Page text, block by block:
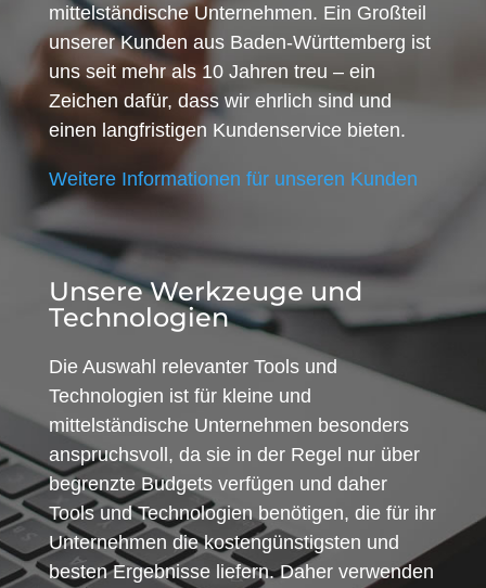
mittelständische Unternehmen. Ein Großteil
unserer Kunden aus Baden-Württemberg ist
uns seit mehr als 10 Jahren treu – ein
Zeichen dafür, dass wir ehrlich sind und
einen langfristigen Kundenservice bieten.
Weitere Informationen für unseren Kunden
Unsere Werkzeuge und
Technologien
Die Auswahl relevanter Tools und
Technologien ist für kleine und
mittelständische Unternehmen besonders
anspruchsvoll, da sie in der Regel nur über
begrenzte Budgets verfügen und daher
Tools und Technologien benötigen, die für ihr
Unternehmen die kostengünstigsten und
besten Ergebnisse liefern. Daher verwenden